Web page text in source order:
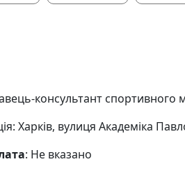
консультант
Харків, вулиця Академіка
: Не вказано